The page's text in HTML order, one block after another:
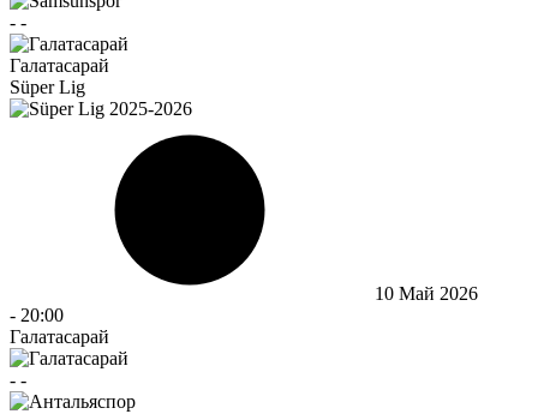
- -
Галатасарай
Süper Lig
10 Май 2026
- 20:00
Галатасарай
- -